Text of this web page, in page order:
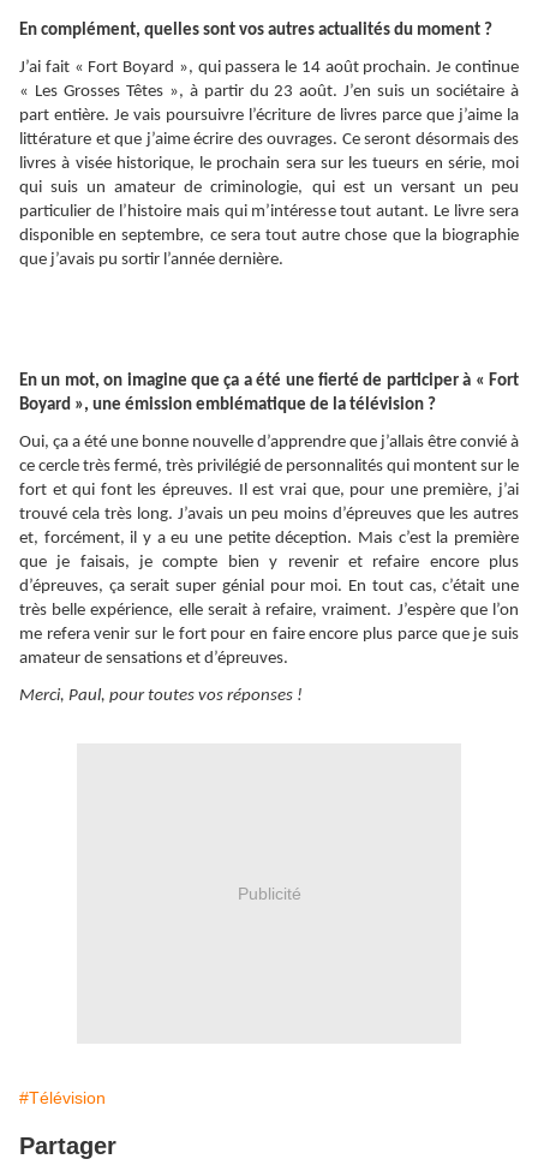
En complément, quelles sont vos autres actualités du moment ?
J’ai fait « Fort Boyard », qui passera le 14 août prochain. Je continue
« Les Grosses Têtes », à partir du 23 août. J’en suis un sociétaire à
part entière. Je vais poursuivre l’écriture de livres parce que j’aime la
littérature et que j’aime écrire des ouvrages. Ce seront désormais des
livres à visée historique, le prochain sera sur les tueurs en série, moi
qui suis un amateur de criminologie, qui est un versant un peu
particulier de l’histoire mais qui m’intéresse tout autant. Le livre sera
disponible en septembre, ce sera tout autre chose que la biographie
que j’avais pu sortir l’année dernière.
En un mot, on imagine que ça a été une fierté de participer à « Fort
Boyard », une émission emblématique de la télévision ?
Oui, ça a été une bonne nouvelle d’apprendre que j’allais être convié à
ce cercle très fermé, très privilégié de personnalités qui montent sur le
fort et qui font les épreuves. Il est vrai que, pour une première, j’ai
trouvé cela très long. J’avais un peu moins d’épreuves que les autres
et, forcément, il y a eu une petite déception. Mais c’est la première
que je faisais, je compte bien y revenir et refaire encore plus
d’épreuves, ça serait super génial pour moi. En tout cas, c’était une
très belle expérience, elle serait à refaire, vraiment. J’espère que l’on
me refera venir sur le fort pour en faire encore plus parce que je suis
amateur de sensations et d’épreuves.
Merci, Paul, pour toutes vos réponses !
Publicité
#Télévision
Partager